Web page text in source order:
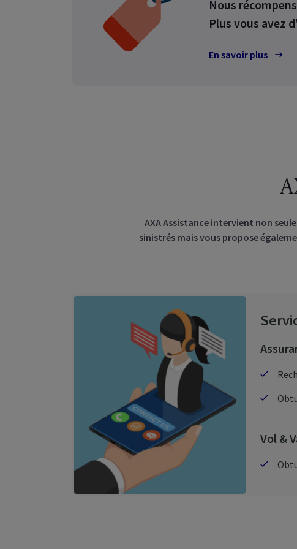
Dail
Gérez les
Nous
Plus vous avez
En savoir plus
AXA Assistance intervient non
sinistrés mais vous propose
Vol &